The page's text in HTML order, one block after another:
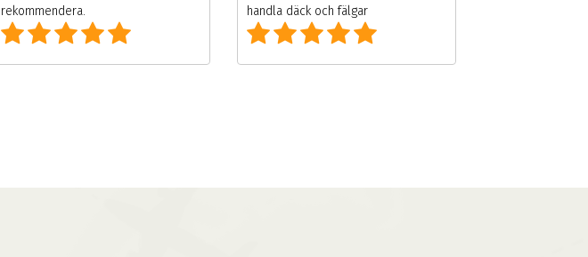
rekommendera.
handla däck och fälgar